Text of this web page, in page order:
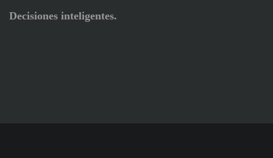
Decisiones inteligentes.